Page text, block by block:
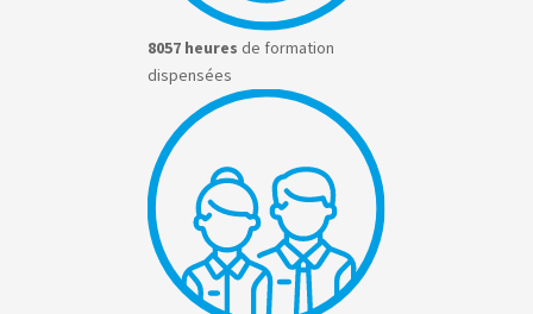
8057 heures de formation
dispensées